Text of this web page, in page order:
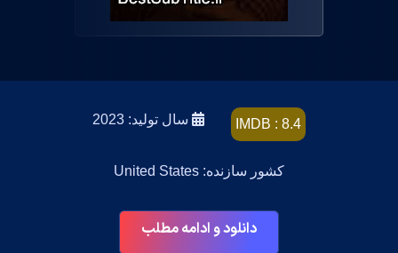
IMDB : 8.4 سال تولید: 2023
کشور سازنده: United States
دانلود و ادامه مطلب